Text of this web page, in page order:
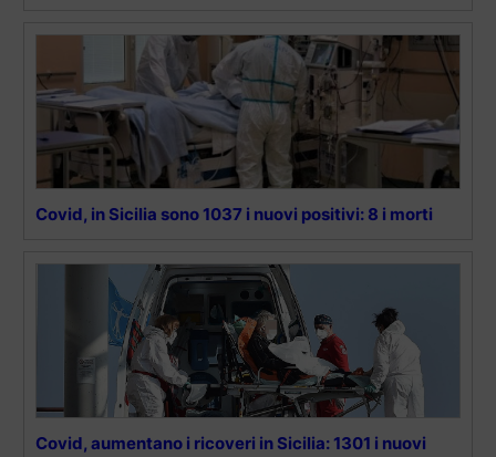
Covid, in Sicilia sono 1037 i nuovi positivi: 8 i morti
Covid, aumentano i ricoveri in Sicilia: 1301 i nuovi